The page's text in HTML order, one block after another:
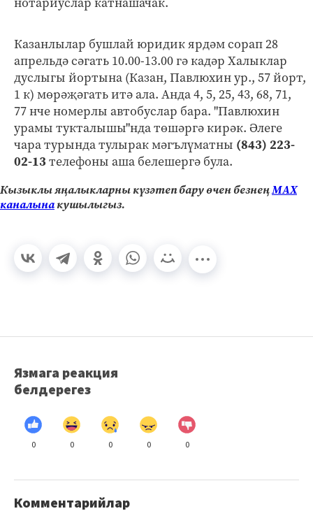
Казанлылар бушлай юридик ярдәм сорап 28
апрельдә сәгать 10.00-13.00 гә кадәр Халыклар
дуслыгы йортына (Казан, Павлюхин ур., 57 йорт,
1 к) мөрәҗәгать итә ала. Анда 4, 5, 25, 43, 68, 71,
77 нче номерлы автобуслар бара. "Павлюхин
урамы тукталышы"нда төшәргә кирәк. Әлеге
чара турында тулырак мәгълүматны (843) 223-
02-13 телефоны аша белешергә була.
Кызыклы яңалыкларны күзәтеп бару өчен безнеңМАХ
каналынакушылыгыз.
Язмага реакция
белдерегез
0 0 0 0 0
Комментарийлар